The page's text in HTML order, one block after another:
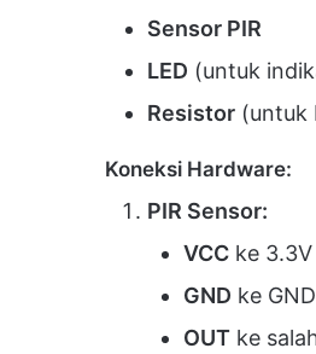
Sensor PIR
LED (untuk
Resistor (untuk
Koneksi Hardware:
PIR Sensor:
VCC ke
GND ke
OUT ke